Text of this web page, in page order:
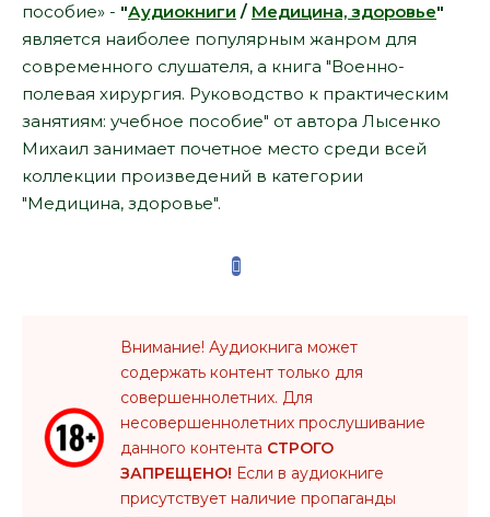
пособие» - "Аудиокниги / Медицина, здоровье"
является наиболее популярным жанром для
современного слушателя, а книга "Военно-
полевая хирургия. Руководство к практическим
занятиям: учебное пособие" от автора Лысенко
Михаил занимает почетное место среди всей
коллекции произведений в категории
"Медицина, здоровье".
Внимание! Аудиокнига может
содержать контент только для
совершеннолетних. Для
несовершеннолетних прослушивание
данного контента СТРОГО
ЗАПРЕЩЕНО! Если в аудиокниге
присутствует наличие пропаганды